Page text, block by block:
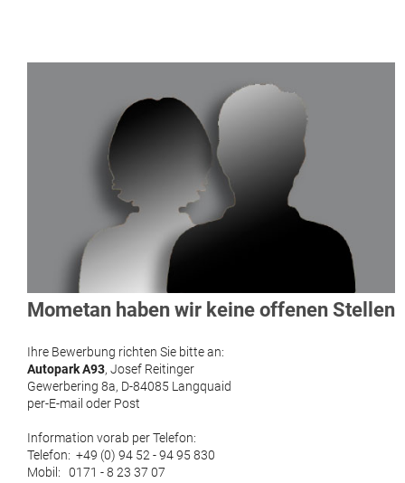
Mometan haben wir keine offenen Stellen
Ihre Bewerbung richten Sie bitte an:
Autopark A93, Josef Reitinger
Gewerbering 8a, D-84085 Langquaid
per-E-mail oder Post
Information vorab per Telefon:
Telefon: +49 (0) 94 52 - 94 95 830
Mobil: 0171 - 8 23 37 07